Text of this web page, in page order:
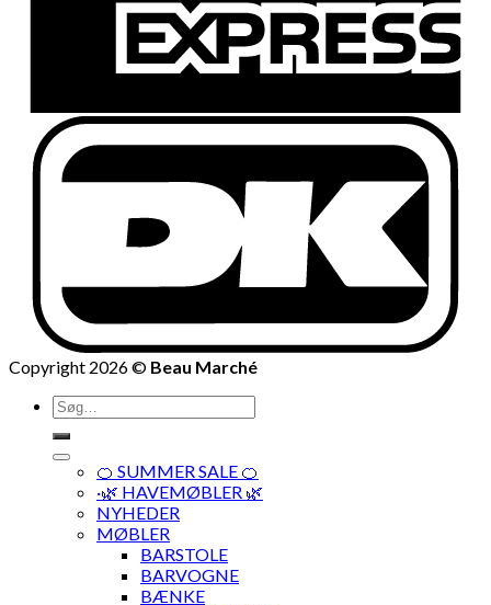
Copyright 2026 © Beau Marché
Søg
efter:
🍊 SUMMER SALE 🍊
·🌿 HAVEMØBLER 🌿
NYHEDER
MØBLER
BARSTOLE
BARVOGNE
BÆNKE